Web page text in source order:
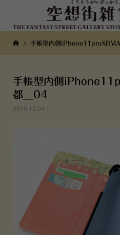
手帳型内側
手帳型内側
都__04
2019.12.04